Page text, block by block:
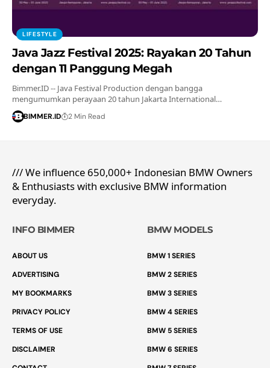
LIFESTYLE
Java Jazz Festival 2025: Rayakan 20 Tahun
dengan 11 Panggung Megah
Bimmer.ID -- Java Festival Production dengan bangga
mengumumkan perayaan 20 tahun Jakarta International…
BIMMER.ID 2 Min Read
/// We influence 650,000+ Indonesian BMW Owners
& Enthusiasts with exclusive BMW information
everyday.
INFO BIMMER
ABOUT US
ADVERTISING
MY BOOKMARKS
PRIVACY POLICY
TERMS OF USE
DISCLAIMER
BMW MODELS
BMW 1 SERIES
BMW 2 SERIES
BMW 3 SERIES
BMW 4 SERIES
BMW 5 SERIES
BMW 6 SERIES